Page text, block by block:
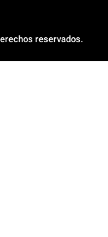
reservados.